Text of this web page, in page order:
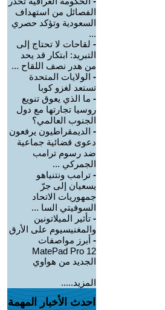
الفصائل من استهداف
السعودية وتؤكد حصري
...
- لقاحات لا تحتاج إلى
التبريد: ابتكار قد يحد
من هدر نصف اللقاح ...
- الولايات المتحدة
تستعد لغزو كوبا
- ما الذي يعوق تنويع
روسيا تجارتها مع دول
الجنوب العالمي؟
- الديمقراطيون يرفعون
دعوى قضائية جماعية
ضد رسوم ترامب
الجمركي ...
- ترامب ونتنياهو
يسعيان إلى جرّ
جمهوريات الاتحاد
السوفيتي السا ...
- تأثير الميلاتونين
والمغنيسيوم على الأرق
- أبرز مواصفات
MatePad Pro 12
الجديد من هواوي
المزيد.....
احدث الأخبار المهمة